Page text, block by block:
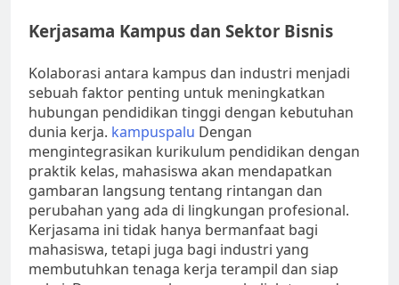
Kerjasama Kampus dan Sektor Bisnis
Kolaborasi antara kampus dan industri menjadi
sebuah faktor penting untuk meningkatkan
hubungan pendidikan tinggi dengan kebutuhan
dunia kerja. kampuspalu Dengan
mengintegrasikan kurikulum pendidikan dengan
praktik kelas, mahasiswa akan mendapatkan
gambaran langsung tentang rintangan dan
perubahan yang ada di lingkungan profesional.
Kerjasama ini tidak hanya bermanfaat bagi
mahasiswa, tetapi juga bagi industri yang
membutuhkan tenaga kerja terampil dan siap